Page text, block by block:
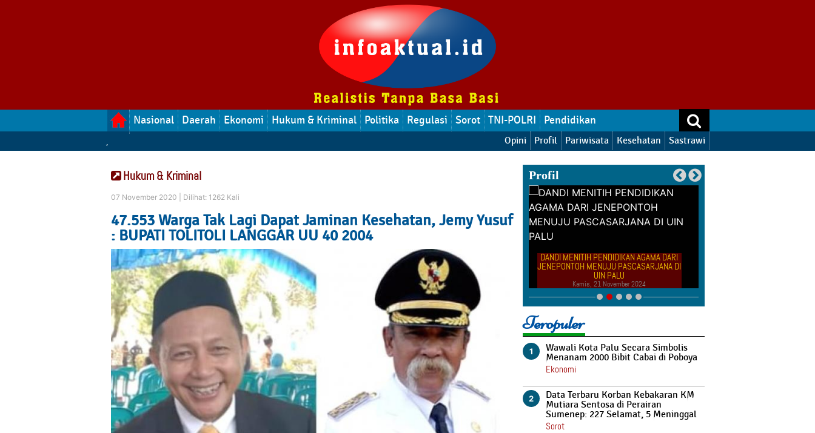
Nasional Daerah Ekonomi Hukum & Kriminal Politika Regulasi Sorot TNI-POLRI Pendidikan
, Sastrawi
Kesehatan
Pariwisata
Profil
Opini
Hukum & Kriminal
07 November 2020 | Dilihat: 1262 Kali
47.553 Warga Tak Lagi Dapat Jaminan Kesehatan, Jemy Yusuf
: BUPATI TOLITOLI LANGGAR UU 40 2004
Profil
Jalan Santai Sambil Beramal : REUNI
PERDANA SD 4 INPRES TAIPA PALU
GANDENG PMI SULTENG
Selasa, 19 Juli 2022
Perayaan Hari Ibu Oleh Emak-Emak RT
Reksoniten, Unik.
Jumat, 03 Januari 2025
DANDI MENITIH PENDIDIKAN AGAMA DARI
JENEPONTOH MENUJU PASCASARJANA DI
UIN PALU
Kamis, 21 November 2024
Teropuler
1
Wawali Kota Palu Secara Simbolis
Menanam 2000 Bibit Cabai di Poboya
Ekonomi
2
Data Terbaru Korban Kebakaran KM
Mutiara Sentosa di Perairan
Sumenep: 227 Selamat, 5 Meninggal
Sorot